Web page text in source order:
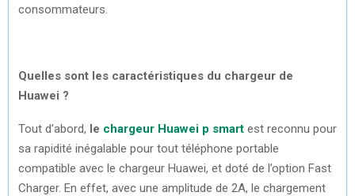
consommateurs.
Quelles sont les caractéristiques du chargeur de
Huawei ?
Tout d’abord, le chargeur Huawei p smart est reconnu pour
sa rapidité inégalable pour tout téléphone portable
compatible avec le chargeur Huawei, et doté de l’option Fast
Charger. En effet, avec une amplitude de 2A, le chargement